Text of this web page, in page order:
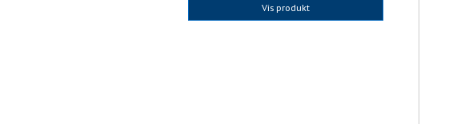
Vis produkt